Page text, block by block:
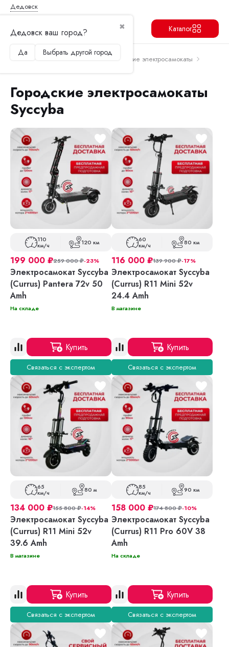
Дедовск
✖
Дедовск ваш город?
Да Выбрать другой город
Каталог
Главная Электросамокаты
Городские электросамокаты
Городские электросамокаты
Syccyba
110
км/ч 120 км
199 000 ₽259 000₽-23%
Электросамокат Syccyba
(Currus) Pantera 72v 50
Amh
На складе
Купить
Связаться с экспертом
60
км/ч 80 км
116 000 ₽139 900₽-17%
Электросамокат Syccyba
(Currus) R11 Mini 52v
24.4 Amh
В магазине
Купить
Связаться с экспертом
65
км/ч 80 м
134 000 ₽155 800₽-14%
Электросамокат Syccyba
(Currus) R11 Mini 52v
39.6 Amh
В магазине
Купить
Связаться с экспертом
85
км/ч 90 км
158 000 ₽174 800₽-10%
Электросамокат Syccyba
(Currus) R11 Pro 60V 38
Amh
На складе
Купить
Связаться с экспертом
Продолжить Перейти в корзину